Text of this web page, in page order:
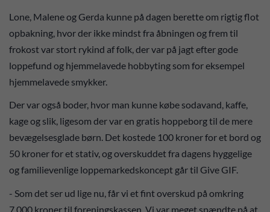
Lone, Malene og Gerda kunne på dagen berette om rigtig flot
opbakning, hvor der ikke mindst fra åbningen og frem til
frokost var stort rykind af folk, der var på jagt efter gode
loppefund og hjemmelavede hobbyting som for eksempel
hjemmelavede smykker.
Der var også boder, hvor man kunne købe sodavand, kaffe,
kage og slik, ligesom der var en gratis hoppeborg til de mere
bevægelsesglade børn. Det kostede 100 kroner for et bord og
50 kroner for et stativ, og overskuddet fra dagens hyggelige
og familievenlige loppemarkedskoncept går til Give GIF.
- Som det ser ud lige nu, får vi et fint overskud på omkring
7.000 kroner til foreningskassen. Vi var meget spændte på at